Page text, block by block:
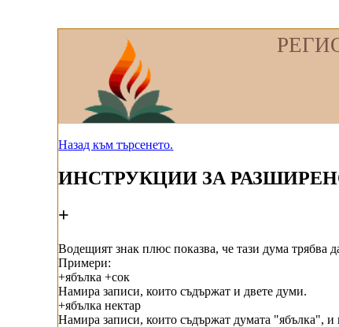
Назад към търсенето.
ИНСТРУКЦИИ ЗА
+
Водещият знак плюс показва, че тази дума трябва
Примери:
+ябълка +сок
Намира записи, които съдържат и двете думи.
+ябълка нектар
Намира записи, които съдържат думата "ябълка", и